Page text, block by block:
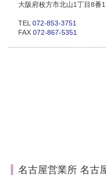
大阪府枚方市北山1丁目8番
TEL072-853-3751
FAX072-867-5351
名古屋営業所 名古